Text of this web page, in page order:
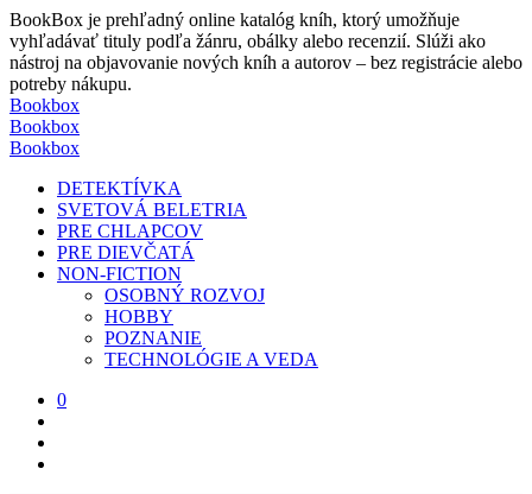
BookBox je prehľadný online katalóg kníh, ktorý umožňuje
vyhľadávať tituly podľa žánru, obálky alebo recenzií. Slúži ako
nástroj na objavovanie nových kníh a autorov – bez registrácie alebo
potreby nákupu.
Bookbox
Bookbox
Bookbox
DETEKTÍVKA
SVETOVÁ BELETRIA
PRE CHLAPCOV
PRE DIEVČATÁ
NON-FICTION
OSOBNÝ ROZVOJ
HOBBY
POZNANIE
TECHNOLÓGIE A VEDA
0